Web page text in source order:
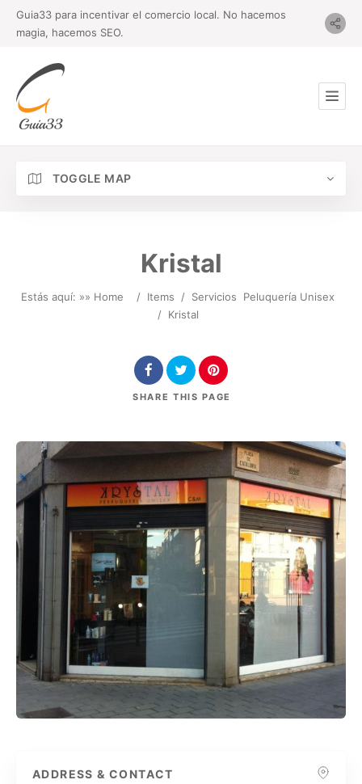
Guia33 para incentivar el comercio local. No hacemos
magia, hacemos SEO.
TOGGLE MAP
Kristal
Estás aquí: »» Home / Items / Servicios
Peluquería Unisex
/ Kristal
SHARE THIS PAGE
ADDRESS & CONTACT